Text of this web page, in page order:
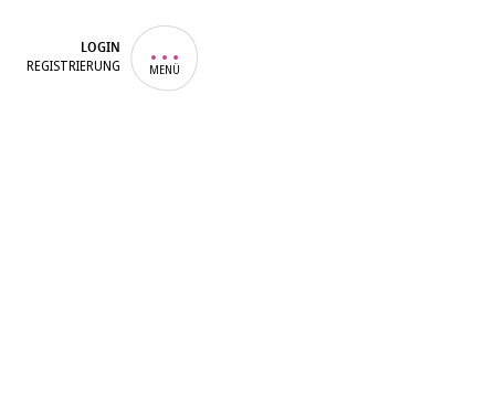
LOGIN
REGISTRIERUNG MENÜ